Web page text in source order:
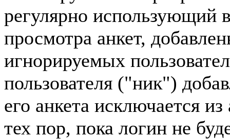
регулярно использующий
просмотра анкет,
игнорируемых
пользователя ("ник")
его анкета исключается
тех пор, пока логин не